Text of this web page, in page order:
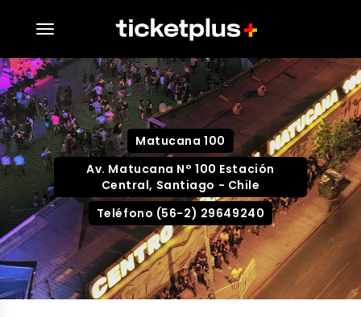
desplegar navegación
Matucana 100
Av. Matucana N° 100 Estación
Central, Santiago - Chile
Teléfono (56-2) 29649240